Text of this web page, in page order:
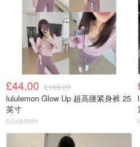
£44.00 £108.00
lululemon Glow Up 超高腰紧身裤 25
英寸
lululemon